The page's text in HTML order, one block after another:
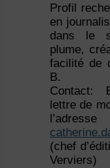
Profil
en
dans le
plume,
facilité de
B.
Contact:
lettre de
(chef
Verviers)